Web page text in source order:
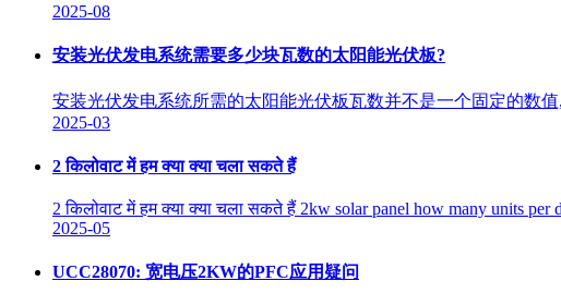
2025-08
安装光伏发电系统需要多少块瓦数的太阳能光伏板?
安装光伏发电系统所需的太阳能光伏板瓦数并不是一个固定的数
2025-03
2 किलोवाट में हम क्या क्या चला सकते हैं
2 किलोवाट में हम क्या क्या चला सकते हैं 2kw solar panel how many units
2025-05
UCC28070: 宽电压2KW的PFC应用疑问